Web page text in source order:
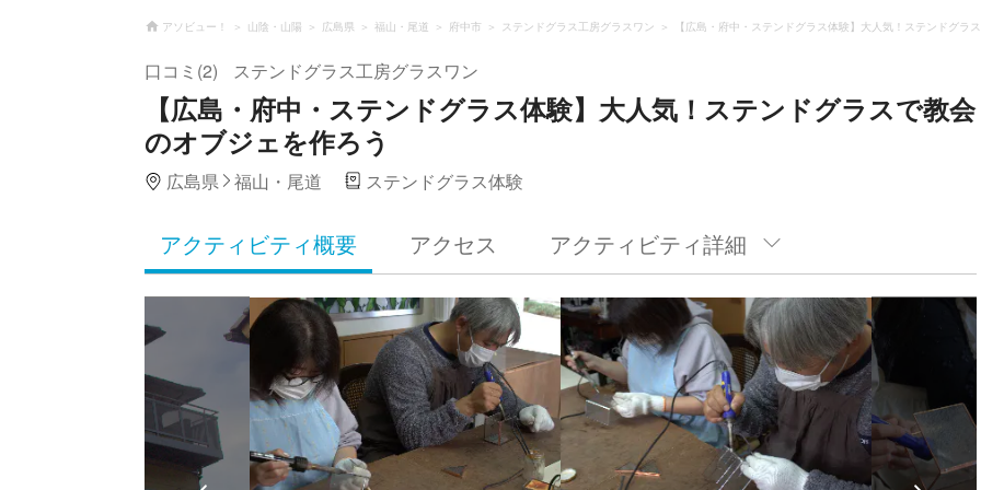
アソビュー！ 山陰・山陽 広島県 福山・尾道 府中市 ステンドグラス工房グラスワン 【広島・府中・ステンドグラス体験】大人気！ステンドグラ
口コミ(2) ステンドグラス工房グラスワン
【広島・府中・ステンドグラス体験】大人気！ステンドグラスで教会
のオブジェを作ろう
広島県 福山・尾道 ステンドグラス体験
アクティビティ概要 アクセス アクティビティ詳細